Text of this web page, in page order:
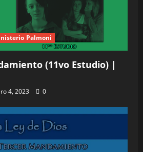
Palmoni
(11vo Estudio) |
4, 2023 0